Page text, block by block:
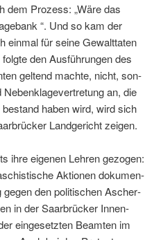
dem Prozess: „Wäre das
“. Und so kam der
ein­mal für seine Gewalt­tat­en
den Aus­führun­gen des
gel­tend machte, nicht, son­
an, die
haben wird, wird sich
Landgericht zeigen.
ihre eige­nen Lehren gezo­gen:
Aktio­nen doku­men­
gegen den poli­tis­chen Ascher­
in der Saar­brück­er Innen­
einge­set­zten Beamten im